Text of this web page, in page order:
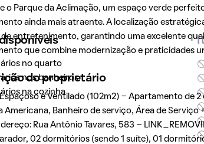
o Parque da Aclimação, um espaço verde
ainda mais atraente. A localização
entretenimento, garantindo uma excelente
que combine modernização e praticidades
do proprietário
e Ventilado (102m2) - Apartamento de
Americana, Banheiro de serviço, Área de
Rua Antônio Tavares, 583 -
02 dormitórios (sendo 1 suíte), 01
no quarto
nos banheiros
na cozinha